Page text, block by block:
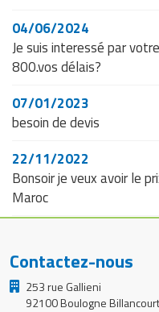
04/06/2024
Je suis interessé par
800.vos délais?
07/01/2023
besoin de devis
22/11/2022
Bonsoir je veux avoir le
Maroc
Contactez-nous
253 rue Gallieni
92100 Boulogne Billancourt